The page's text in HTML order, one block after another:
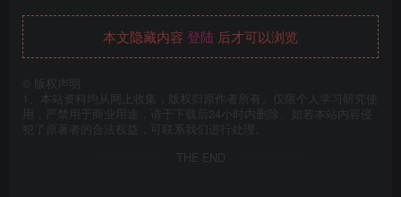
本文隐藏内容 登陆 后才可以浏览
版权声明
1、本站资料均从网上收集，版权归原作者所有。仅限个人学习研究使
用，严禁用于商业用途，请于下载后24小时内删除。如若本站内容侵
犯了原著者的合法权益，可联系我们进行处理。
THE END